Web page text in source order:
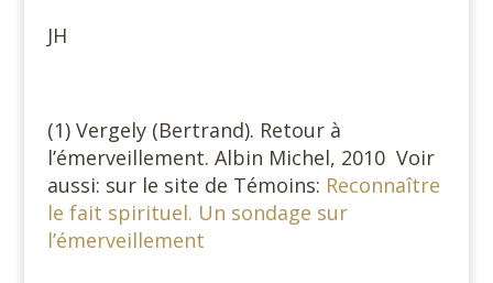
JH
(1) Vergely (Bertrand). Retour à
l’émerveillement. Albin Michel, 2010 Voir
aussi: sur le site de Témoins: Reconnaître
le fait spirituel. Un sondage sur
l’émerveillement